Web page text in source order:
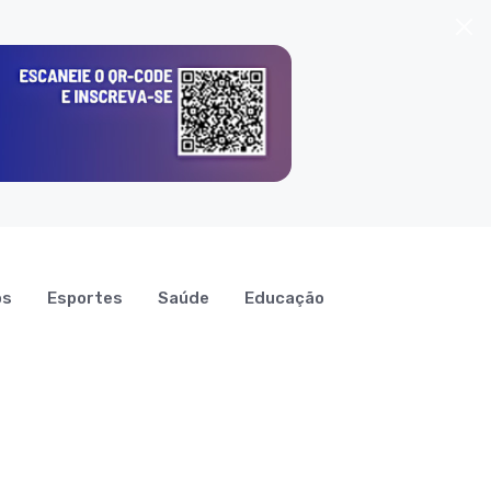
Esportes Saúde Educação